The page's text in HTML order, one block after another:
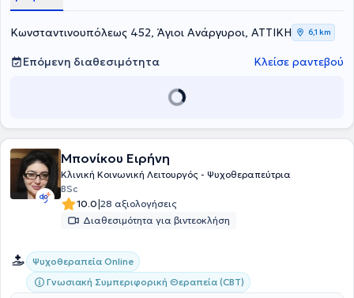
Κωνσταντινουπόλεως 452, Άγιοι Ανάργυροι, ΑΤΤΙΚΗ 6,1 km
Επόμενη διαθεσιμότητα Κλείσε ραντεβού
Μπονίκου Ειρήνη
Κλινική Κοινωνική Λειτουργός - Ψυχοθεραπεύτρια
BSc
10.0|28 αξιολογήσεις
Διαθεσιμότητα για βιντεοκλήση
Ψυχοθεραπεία Online
Γνωσιακή Συμπεριφορική Θεραπεία (CBT)